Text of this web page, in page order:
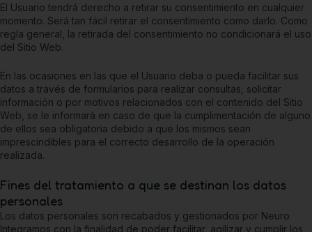
El Usuario tendrá derecho a retirar su consentimiento en cualquier
momento. Será tan fácil retirar el consentimiento como darlo. Como
regla general, la retirada del consentimiento no condicionará el uso
del Sitio Web.
En las ocasiones en las que el Usuario deba o pueda facilitar sus
datos a través de formularios para realizar consultas, solicitar
información o por motivos relacionados con el contenido del Sitio
Web, se le informará en caso de que la cumplimentación de alguno
de ellos sea obligatoria debido a que los mismos sean
imprescindibles para el correcto desarrollo de la operación
realizada.
Fines del tratamiento a que se destinan los datos
personales
Los datos personales son recabados y gestionados por Neuro
Integramos con la finalidad de poder facilitar, agilizar y cumplir los